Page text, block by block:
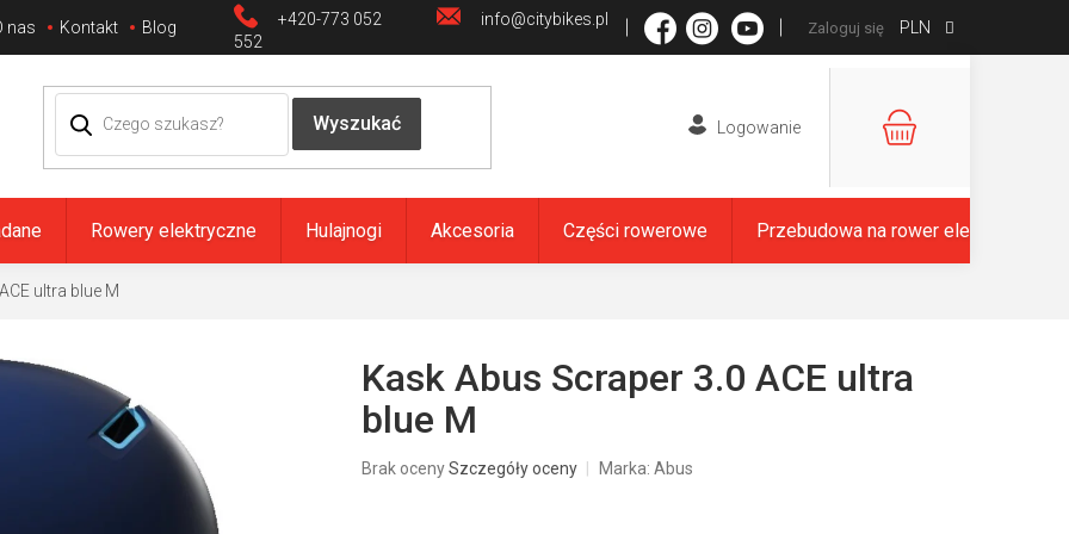
+420-773 052
552
info@citybikes.pl
nas Kontakt Blog PLN
Zaloguj się
KOSZYK
Rowery elektryczne Hulajnogi Akcesoria Części rowerowe Przebudowa na rower elektryczny
ultra blue M
Kask Abus Scraper 3.0 ACE ultra
blue M
Średnia
Brak ocenySzczegóły oceny Marka: Abus